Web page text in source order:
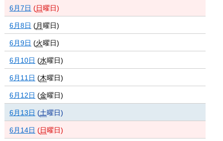
6月7日 (日曜日)
6月8日 (月曜日)
6月9日 (火曜日)
6月10日 (水曜日)
6月11日 (木曜日)
6月12日 (金曜日)
6月13日 (土曜日)
6月14日 (日曜日)